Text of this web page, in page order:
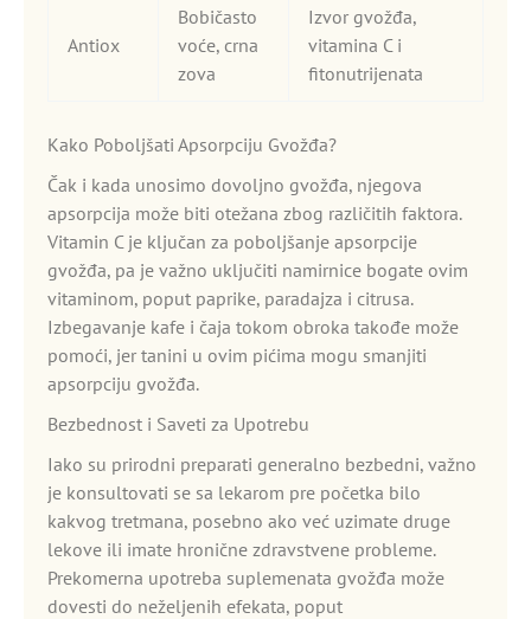
Antiox
Bobičasto
voće, crna
zova
Izvor gvožđa,
vitamina C i
fitonutrijenata
Kako Poboljšati Apsorpciju Gvožđa?
Čak i kada unosimo dovoljno gvožđa, njegova
apsorpcija može biti otežana zbog različitih faktora.
Vitamin C je ključan za poboljšanje apsorpcije
gvožđa, pa je važno uključiti namirnice bogate ovim
vitaminom, poput paprike, paradajza i citrusa.
Izbegavanje kafe i čaja tokom obroka takođe može
pomoći, jer tanini u ovim pićima mogu smanjiti
apsorpciju gvožđa.
Bezbednost i Saveti za Upotrebu
Iako su prirodni preparati generalno bezbedni, važno
je konsultovati se sa lekarom pre početka bilo
kakvog tretmana, posebno ako već uzimate druge
lekove ili imate hronične zdravstvene probleme.
Prekomerna upotreba suplemenata gvožđa može
dovesti do neželjenih efekata, poput